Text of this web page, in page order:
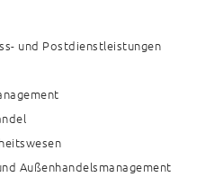
und Postdienstleistungen
Außenhandelsmanagement